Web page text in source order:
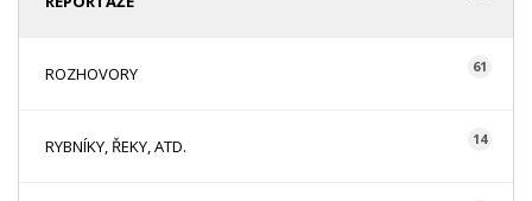
ROZHOVORY 61
RYBNÍKY, ŘEKY, ATD. 14